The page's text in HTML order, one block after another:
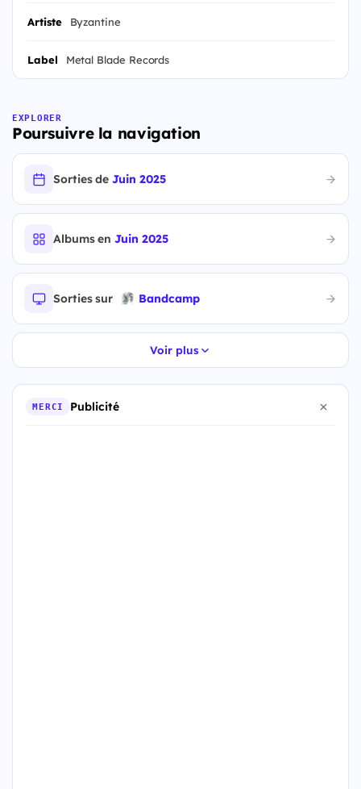
Artiste Byzantine
Label Metal Blade Records
EXPLORER
Poursuivre la navigation
Sorties deJuin 2025
Albums enJuin 2025
Sorties sur Bandcamp
Voir plus
MERCI Publicité